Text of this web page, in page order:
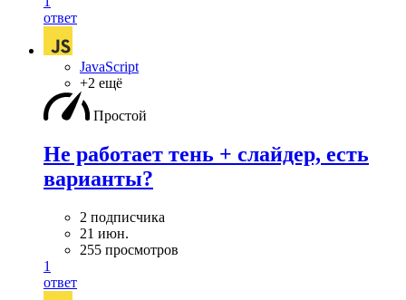
ответ
JavaScript
+2 ещё
Простой
Не работает тень + слайдер, есть
варианты?
2 подписчика
21 июн.
255 просмотров
1
ответ